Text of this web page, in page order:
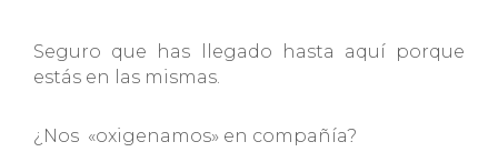
Seguro que has llegado hasta aquí porque
estás en las mismas.
¿Nos «oxigenamos» en compañía?